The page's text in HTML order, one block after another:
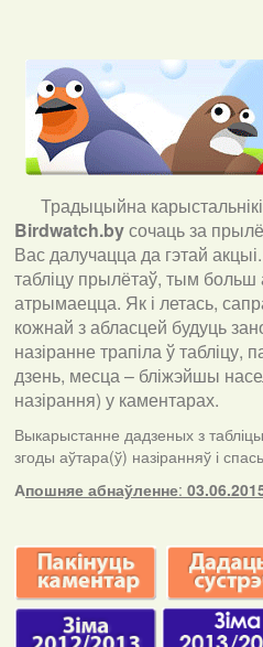
Традыцыйна
Birdwatch.byсочаць за
Вас далучацца да гэтай
табліцу прылётаў, тым больш
атрымаецца. Як і летась,
кожнай з абласцей будуць
назіранне трапіла ў табліцу,
дзень, месца – бліжэйшы
назірання) у каментарах.
Выкарыстанне дадзеных з
згоды аўтара(ў) назіранняў і
Апошняе абнаўленне: